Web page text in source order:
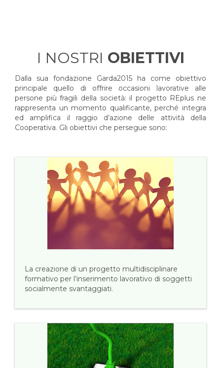
I NOSTRI OBIETTIVI
Dalla sua fondazione Garda2015 ha come obiettivo
principale quello di offrire occasioni lavorative alle
persone più fragili della società: il progetto REplus ne
rappresenta un momento qualificante, perché integra
ed amplifica il raggio d’azione delle attività della
Cooperativa. Gli obiettivi che persegue sono:
La creazione di un progetto multidisciplinare
formativo per l’inserimento lavorativo di soggetti
socialmente svantaggiati.